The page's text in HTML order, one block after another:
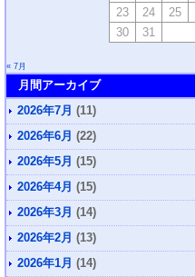
23
24 25
30
31
« 7月
月間アーカイブ
2026年7月 (11)
2026年6月 (22)
2026年5月 (15)
2026年4月 (15)
2026年3月 (14)
2026年2月 (13)
2026年1月 (14)